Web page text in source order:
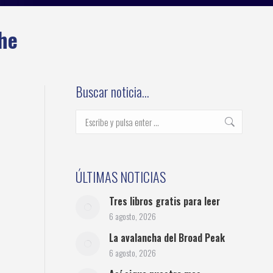
Buscar noticia…
Buscar:
ÚLTIMAS NOTICIAS
Tres libros gratis para leer
6 agosto, 2026
La avalancha del Broad Peak
6 agosto, 2026